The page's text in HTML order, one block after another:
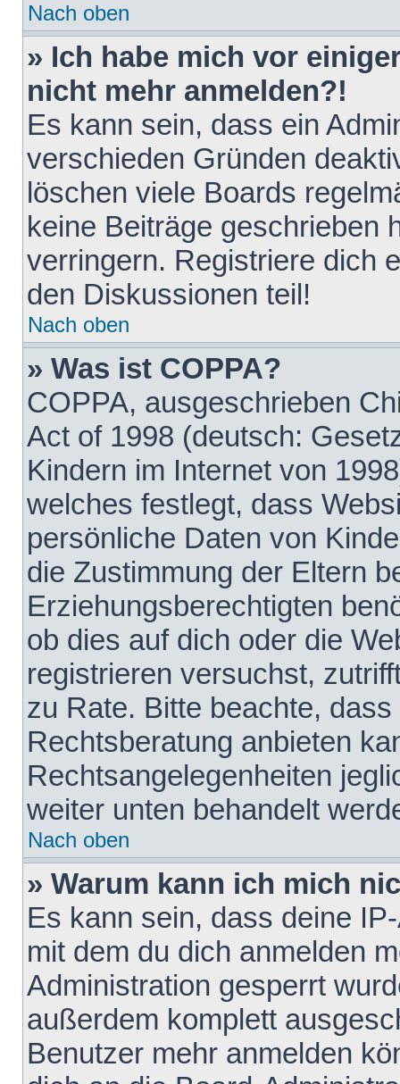
Nach oben
» Ich habe mich vor
nicht mehr anmelden?!
Es kann sein, dass ein
verschieden Gründen
löschen viele Boards
keine Beiträge geschrieben
verringern. Registriere dich
den Diskussionen teil!
Nach oben
» Was ist COPPA?
COPPA, ausgeschrieben
Act of 1998 (deutsch:
Kindern im Internet von
welches festlegt, dass
persönliche Daten von
die Zustimmung der Eltern
Erziehungsberechtigten
ob dies auf dich oder die
registrieren versuchst,
zu Rate. Bitte beachte,
Rechtsberatung anbieten
Rechtsangelegenheiten
weiter unten behandelt
Nach oben
» Warum kann ich mich
Es kann sein, dass deine
mit dem du dich anmelden
Administration gesperrt
außerdem komplett
Benutzer mehr anmelden